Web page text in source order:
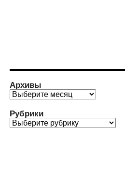
Архивы
Архивы
Рубрики
Рубрики